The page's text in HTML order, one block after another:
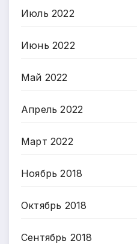
Июль 2022
Июнь 2022
Май 2022
Апрель 2022
Март 2022
Ноябрь 2018
Октябрь 2018
Сентябрь 2018